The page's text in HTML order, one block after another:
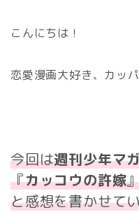
こんにちは！
恋愛漫画大好き、カッパ
今回は週刊少年マ
『カッコウの許嫁
と感想を書かせて